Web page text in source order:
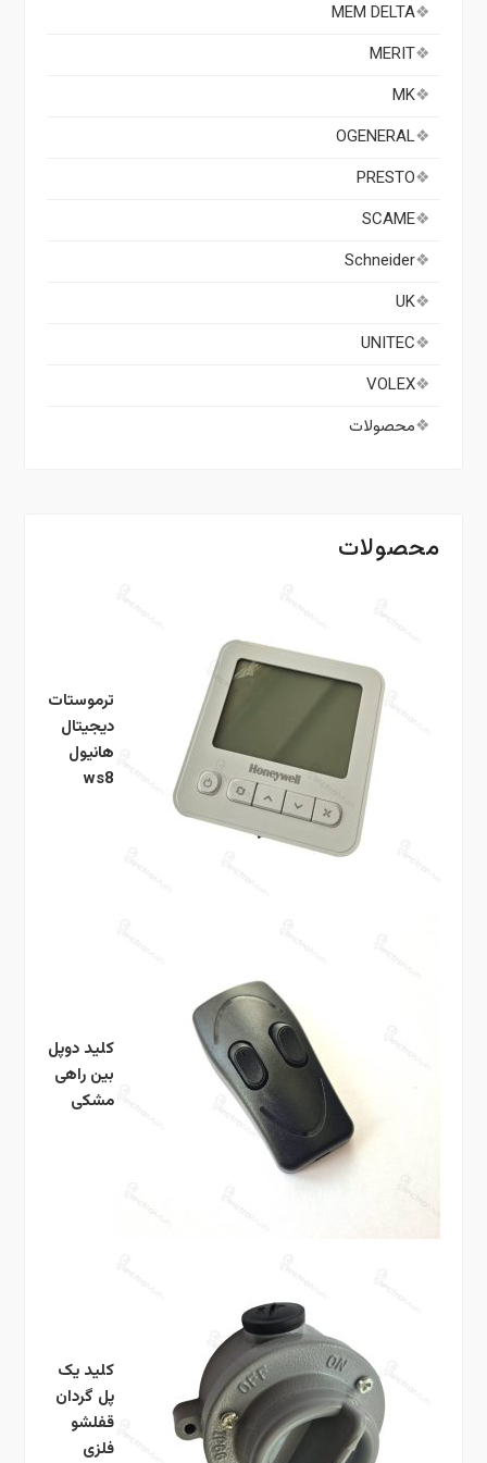
MEM DELTA
MERIT
MK
OGENERAL
PRESTO
SCAME
Schneider
UK
UNITEC
VOLEX
محصولات
محصولات
ترموستات
دیجیتال
هانیول
ws8
کلید دوپل
بین راهی
مشکی
کلید یک
پل گردان
قفلشو
فلزی